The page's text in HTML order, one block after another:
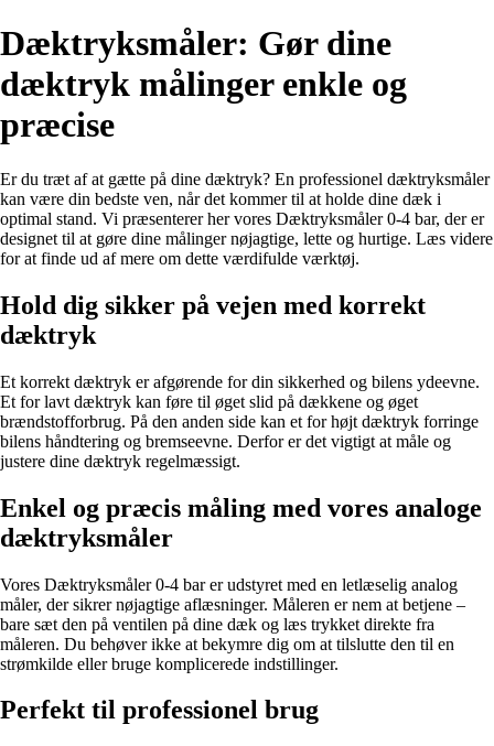
Dæktryksmåler: Gør dine
dæktryk målinger enkle og
præcise
Er du træt af at gætte på dine dæktryk? En professionel dæktryksmåler
kan være din bedste ven, når det kommer til at holde dine dæk i
optimal stand. Vi præsenterer her vores Dæktryksmåler 0-4 bar, der er
designet til at gøre dine målinger nøjagtige, lette og hurtige. Læs videre
for at finde ud af mere om dette værdifulde værktøj.
Hold dig sikker på vejen med korrekt
dæktryk
Et korrekt dæktryk er afgørende for din sikkerhed og bilens ydeevne.
Et for lavt dæktryk kan føre til øget slid på dækkene og øget
brændstofforbrug. På den anden side kan et for højt dæktryk forringe
bilens håndtering og bremseevne. Derfor er det vigtigt at måle og
justere dine dæktryk regelmæssigt.
Enkel og præcis måling med vores analoge
dæktryksmåler
Vores Dæktryksmåler 0-4 bar er udstyret med en letlæselig analog
måler, der sikrer nøjagtige aflæsninger. Måleren er nem at betjene –
bare sæt den på ventilen på dine dæk og læs trykket direkte fra
måleren. Du behøver ikke at bekymre dig om at tilslutte den til en
strømkilde eller bruge komplicerede indstillinger.
Perfekt til professionel brug